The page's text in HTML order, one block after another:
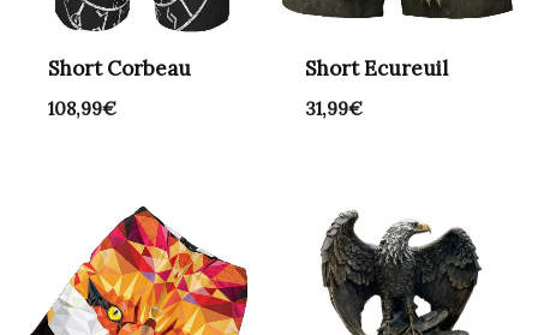
Short Corbeau
108,99€
Short Ecureuil
31,99€